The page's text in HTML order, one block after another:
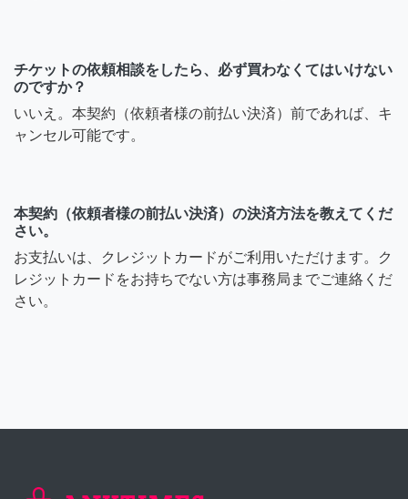
チケットの依頼相談をしたら、必ず買わなくてはいけない
のですか？
いいえ。本契約（依頼者様の前払い決済）前であれば、キ
ャンセル可能です。
本契約（依頼者様の前払い決済）の決済方法を教えてくだ
さい。
お支払いは、クレジットカードがご利用いただけます。ク
レジットカードをお持ちでない方は事務局までご連絡くだ
さい。